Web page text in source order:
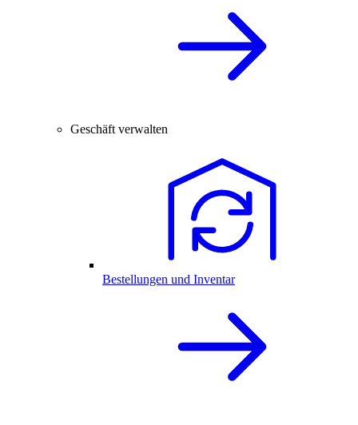
Geschäft verwalten
Bestellungen und Inventar